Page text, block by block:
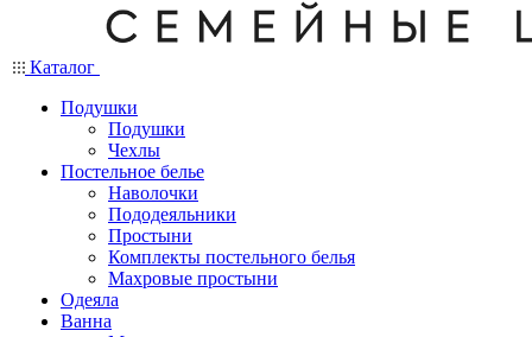
Каталог
Подушки
Подушки
Чехлы
Постельное белье
Наволочки
Пододеяльники
Простыни
Комплекты постельного белья
Махровые простыни
Одеяла
Ванна